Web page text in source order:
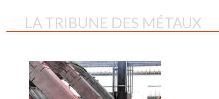
LA TRIBUNE DES MÉTAUX